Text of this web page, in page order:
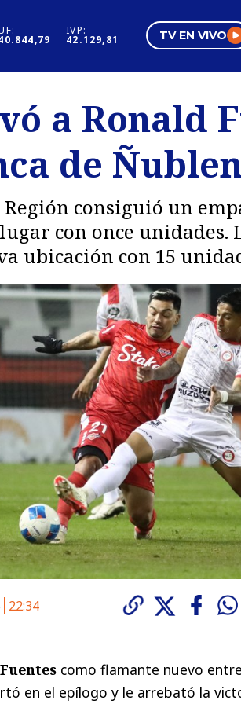
IVP:
42.129,81 TV EN VIVO
Negocios
Pura Mujer
a Ronald
de
consiguió un
con once unidades.
ubicación con 15
22:34
como flamante nuevo
en el epílogo y le arrebató la